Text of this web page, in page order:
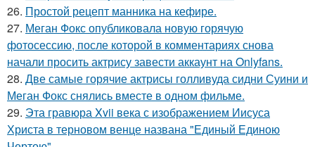
26. Простой рецепт манника на кефире.
27. Меган Фокс опубликовала новую горячую
фотосессию, после которой в комментариях снова
начали просить актрису завести аккаунт на Onlyfans.
28. Две самые горячие актрисы голливуда сидни Суини и
Меган Фокс снялись вместе в одном фильме.
29. Эта гравюра Xvii века с изображением Иисуса
Христа в терновом венце названа "Единый Единою